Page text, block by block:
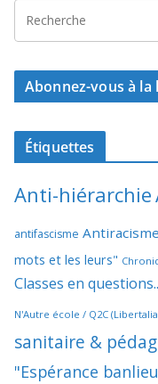
Abonnez-vous à la
Étiquettes
Anti-hiérarchie
antifascisme Antiracisme
mots et les leurs"
Classes en
N'Autre école / Q2C
sanitaire &
"Espérance